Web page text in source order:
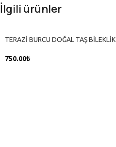
İlgili ürünler
TERAZİ BURCU DOĞAL TAŞ BİLEKLİK
750.00₺